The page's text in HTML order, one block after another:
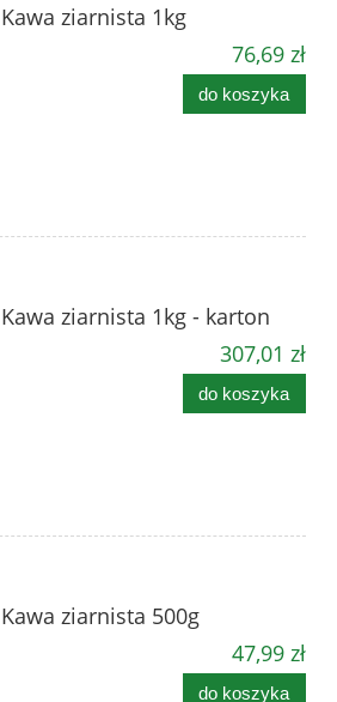
ziarnista 1kg
76,69 zł
do koszyka
ziarnista 1kg - karton
307,01 zł
do koszyka
ziarnista 500g
47,99 zł
do koszyka